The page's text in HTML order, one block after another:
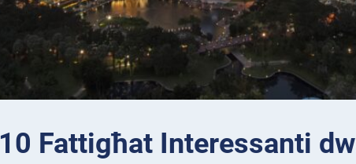
10 Fattigħat Interessanti